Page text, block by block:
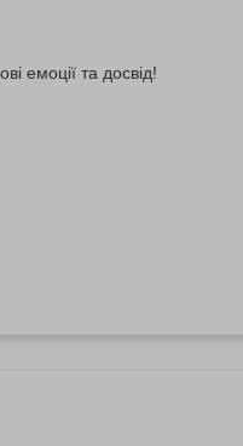
емоції та досвід!